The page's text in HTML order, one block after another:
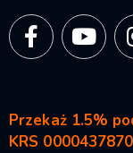
Przekaż 1.5%
KRS 0000437870